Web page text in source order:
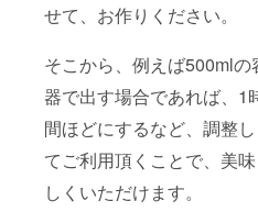
せて、お作りください。
そこから、例えば500mlの
器で出す場合であれば、1
間ほどにするなど、調整し
てご利用頂くことで、美味
しくいただけます。